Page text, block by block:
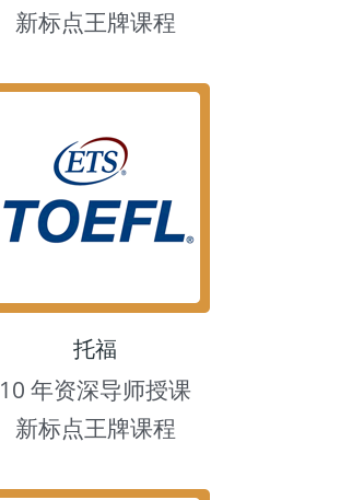
新标点王牌课程
托福
10 年资深导师授课
新标点王牌课程